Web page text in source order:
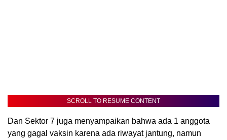
SCROLL TO RESUME CONTENT
Dan Sektor 7 juga menyampaikan bahwa ada 1 anggota
yang gagal vaksin karena ada riwayat jantung, namun